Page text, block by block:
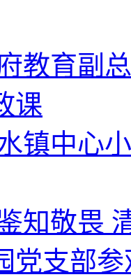
教育副
课
镇中心
知敬
党支部